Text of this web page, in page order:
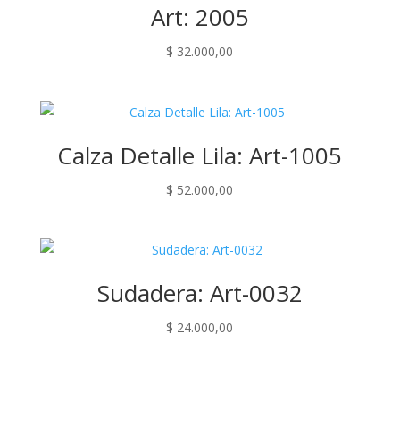
Art: 2005
$ 32.000,00
Calza Detalle Lila: Art-1005
$ 52.000,00
Sudadera: Art-0032
$ 24.000,00